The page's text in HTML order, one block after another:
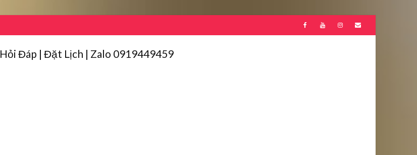
Hỏi Đáp | Đặt Lịch | Zalo 0919449459